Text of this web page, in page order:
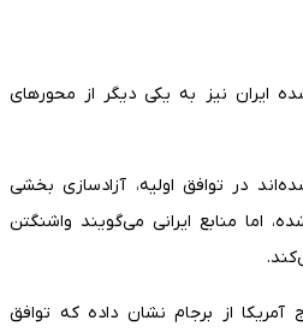
ایران نیز به یکی دیگر از محورهای
در توافق اولیه، آزادسازی بخشی
اما منابع ایرانی می‌گویند واشنگتن
از برجام نشان داده که توافق